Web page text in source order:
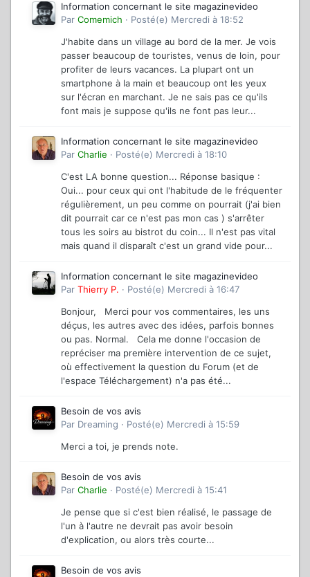
Information concernant le site magazinevideo
Par Comemich · Posté(e) Mercredi à 18:52
J'habite dans un village au bord de la mer. Je vois
passer beaucoup de touristes, venus de loin, pour
profiter de leurs vacances. La plupart ont un
smartphone à la main et beaucoup ont les yeux
sur l'écran en marchant. Je ne sais pas ce qu'ils
font mais je suppose qu'ils ne font pas leur...
Information concernant le site magazinevideo
Par Charlie · Posté(e) Mercredi à 18:10
C'est LA bonne question... Réponse basique :
Oui... pour ceux qui ont l'habitude de le fréquenter
régulièrement, un peu comme on pourrait (j'ai bien
dit pourrait car ce n'est pas mon cas ) s'arrêter
tous les soirs au bistrot du coin... Il n'est pas vital
mais quand il disparaît c'est un grand vide pour...
Information concernant le site magazinevideo
Par Thierry P. · Posté(e) Mercredi à 16:47
Bonjour, Merci pour vos commentaires, les uns
déçus, les autres avec des idées, parfois bonnes
ou pas. Normal. Cela me donne l'occasion de
repréciser ma première intervention de ce sujet,
où effectivement la question du Forum (et de
l'espace Téléchargement) n'a pas été...
Besoin de vos avis
Par Dreaming · Posté(e) Mercredi à 15:59
Merci a toi, je prends note.
Besoin de vos avis
Par Charlie · Posté(e) Mercredi à 15:41
Je pense que si c'est bien réalisé, le passage de
l'un à l'autre ne devrait pas avoir besoin
d'explication, ou alors très courte...
Besoin de vos avis